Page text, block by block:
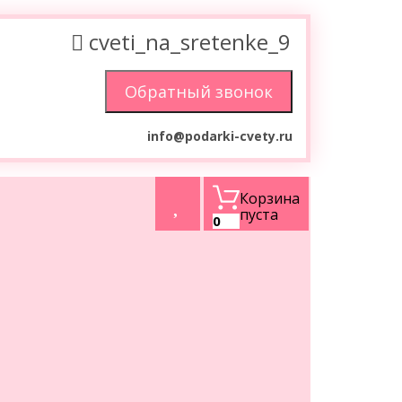
cveti_na_sretenke_9
info@podarki-cvety.ru
0
Корзина
пуста